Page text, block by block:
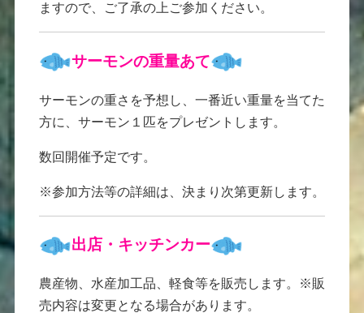
ますので、ご了承の上ご参加ください。
サーモンの重量あて
サーモンの重さを予想し、一番近い重量を当てた
方に、サーモン１匹をプレゼントします。
数回開催予定です。
※参加方法等の詳細は、決まり次第更新します。
出店・キッチンカー
農産物、水産加工品、軽食等を販売します。※販
売内容は変更となる場合があります。